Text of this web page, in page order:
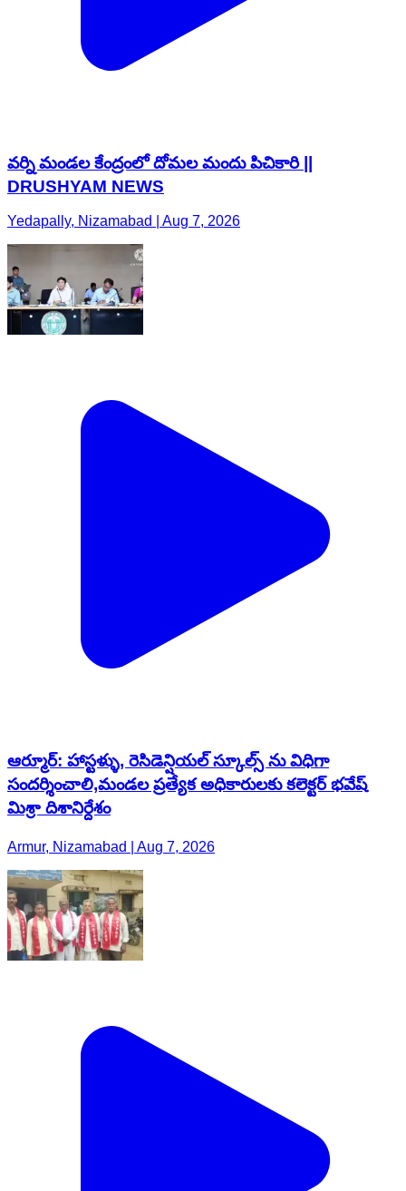
వర్ని మండల కేంద్రంలో దోమల మందు పిచికారి ||
DRUSHYAM NEWS
Yedapally, Nizamabad | Aug 7, 2026
ఆర్మూర్: హాస్టళ్ళు, రెసిడెన్షియల్ స్కూల్స్ ను విధిగా
సందర్శించాలి,మండల ప్రత్యేక అధికారులకు కలెక్టర్ భవేష్
మిశ్రా దిశానిర్దేశం
Armur, Nizamabad | Aug 7, 2026